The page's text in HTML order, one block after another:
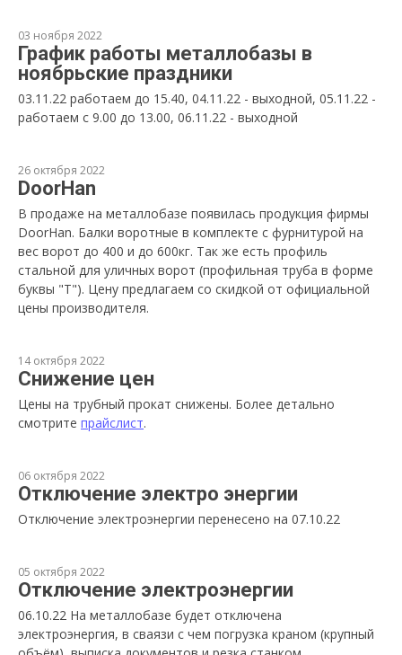
03 ноября 2022
График работы металлобазы в
ноябрьские праздники
03.11.22 работаем до 15.40, 04.11.22 - выходной, 05.11.22 -
работаем с 9.00 до 13.00, 06.11.22 - выходной
26 октября 2022
DoorHan
В продаже на металлобазе появилась продукция фирмы
DoorHan. Балки воротные в комплекте с фурнитурой на
вес ворот до 400 и до 600кг. Так же есть профиль
стальной для уличных ворот (профильная труба в форме
буквы "Т"). Цену предлагаем со скидкой от официальной
цены производителя.
14 октября 2022
Снижение цен
Цены на трубный прокат снижены. Более детально
смотрите прайслист.
06 октября 2022
Отключение электро энергии
Отключение электроэнергии перенесено на 07.10.22
05 октября 2022
Отключение электроэнергии
06.10.22 На металлобазе будет отключена
электроэнергия, в сваязи с чем погрузка краном (крупный